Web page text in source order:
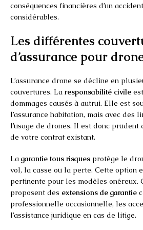
conséquences financières d’un
considérables.
Les différentes
d’assurance pour
L’assurance drone se décline en
couvertures. La responsabilité civile
dommages causés à autrui. Elle est
l’assurance habitation, mais avec des
l’usage de drones. Il est donc prudent
de votre contrat existant.
La garantie tous risques protège le
vol, la casse ou la perte. Cette option
pertinente pour les modèles onéreux.
proposent des extensions de garantie
professionnelle occasionnelle, les
l’assistance juridique en cas de litige.